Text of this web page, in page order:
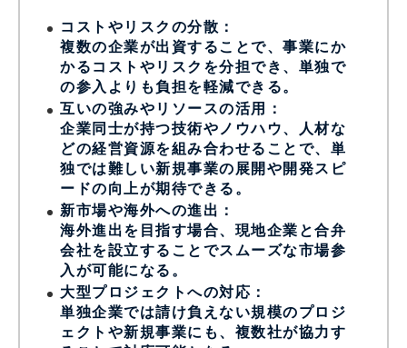
コストやリスクの分散：
複数の企業が出資することで、事業にか
かるコストやリスクを分担でき、単独で
の参入よりも負担を軽減できる。
互いの強みやリソースの活用：
企業同士が持つ技術やノウハウ、人材な
どの経営資源を組み合わせることで、単
独では難しい新規事業の展開や開発スピ
ードの向上が期待できる。
新市場や海外への進出：
海外進出を目指す場合、現地企業と合弁
会社を設立することでスムーズな市場参
入が可能になる。
大型プロジェクトへの対応：
単独企業では請け負えない規模のプロジ
ェクトや新規事業にも、複数社が協力す